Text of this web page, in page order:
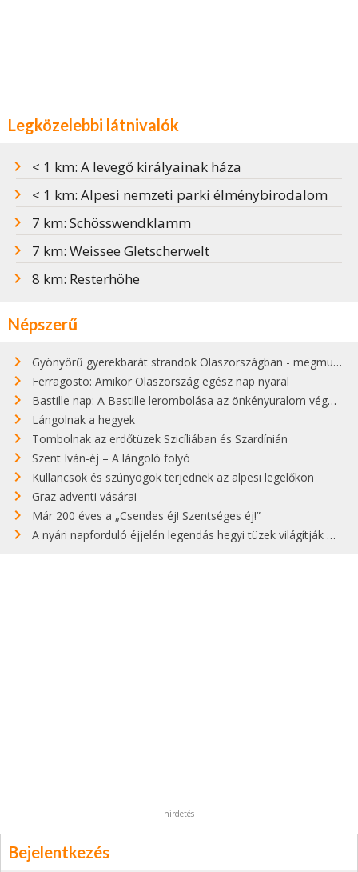
Legközelebbi látnivalók
< 1 km: A levegő királyainak háza
< 1 km: Alpesi nemzeti parki élménybirodalom
7 km: Schösswendklamm
7 km: Weissee Gletscherwelt
8 km: Resterhöhe
Népszerű
Gyönyörű gyerekbarát strandok Olaszországban - megmutatjuk a 15 legjobbat
Ferragosto: Amikor Olaszország egész nap nyaral
Bastille nap: A Bastille lerombolása az önkényuralom végét jelentette
Lángolnak a hegyek
Tombolnak az erdőtüzek Szicíliában és Szardínián
Szent Iván-éj – A lángoló folyó
Kullancsok és szúnyogok terjednek az alpesi legelőkön
Graz adventi vásárai
Már 200 éves a „Csendes éj! Szentséges éj!”
A nyári napforduló éjjelén legendás hegyi tüzek világítják meg Zugspitzét
hirdetés
Bejelentkezés